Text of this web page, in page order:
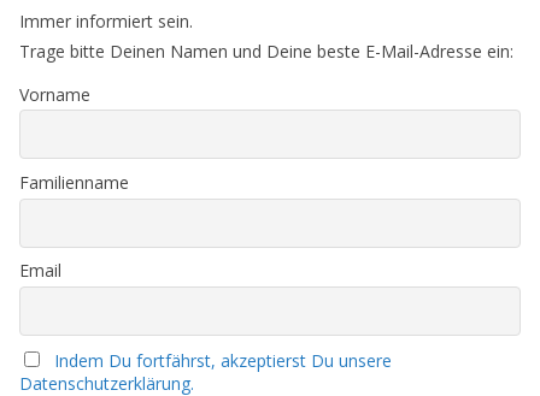
Immer informiert sein.
Trage bitte Deinen Namen und Deine beste E-Mail-Adresse ein:
Vorname
Familienname
Email
Indem Du fortfährst, akzeptierst Du unsere
Datenschutzerklärung.